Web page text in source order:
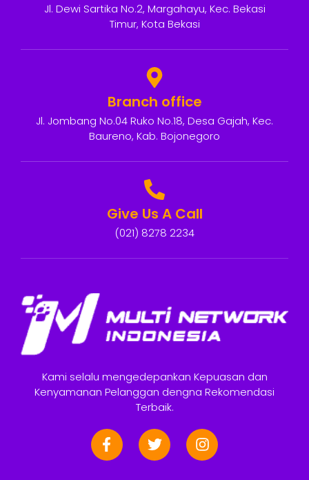
Jl. Dewi Sartika No.2, Margahayu, Kec. Bekasi
Timur, Kota Bekasi
Branch office
Jl. Jombang No.04 Ruko No.18, Desa Gajah, Kec.
Baureno, Kab. Bojonegoro
Give Us A Call
(021) 8278 2234
Kami selalu mengedepankan Kepuasan dan
Kenyamanan Pelanggan dengna Rekomendasi
Terbaik.